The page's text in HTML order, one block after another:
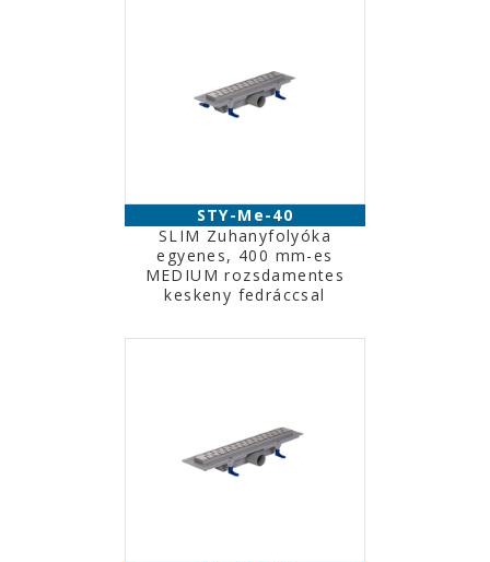
STY-Me-40
SLIM Zuhanyfolyóka
egyenes, 400 mm-es
MEDIUM rozsdamentes
keskeny fedráccsal